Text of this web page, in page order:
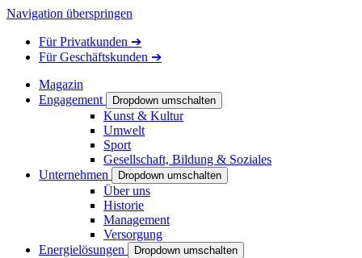
Navigation überspringen
FürPrivatkunden ➔
FürGeschäftskunden ➔
Magazin
Engagement
Dropdown umschalten
Kunst & Kultur
Umwelt
Sport
Gesellschaft, Bildung & Soziales
Unternehmen
Dropdown umschalten
Über uns
Historie
Management
Versorgung
Energielösungen
Dropdown umschalten